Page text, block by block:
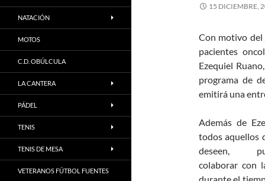
15 DICIEMBRE,
Con motivo del
pacientes
Ezequiel
programa de
emitirá una
Además de
todos aquellos
deseen,
colaborar con
NATACIÓN
MOTOS
C.D. OBÚLCULA
LA CANTERA
PÁDEL
TENIS
TENIS DE MESA
VETERANOS FÚTBOL FUENTES